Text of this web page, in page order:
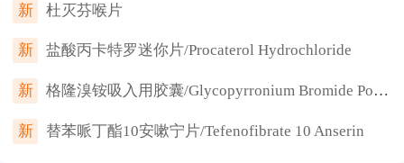
新 杜灭芬喉片
新 盐酸丙卡特罗迷你片/Procaterol Hydrochloride
新 格隆溴铵吸入用胶囊/Glycopyrronium Bromide Powder for Inhalation, Hard Capsules
新 替苯哌丁酯10安嗽宁片/Tefenofibrate 10 Anserin